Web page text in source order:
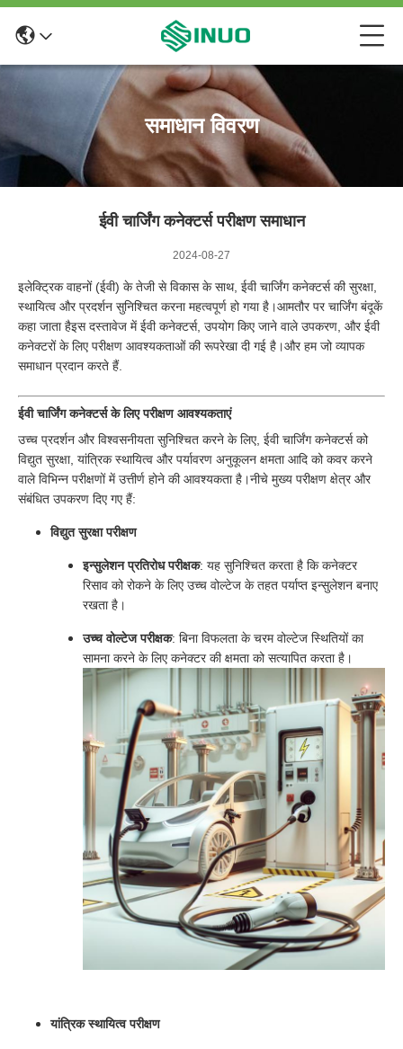
समाधान विवरण
ईवी चार्जिंग कनेक्टर्स परीक्षण समाधान
2024-08-27
इलेक्ट्रिक वाहनों (ईवी) के तेजी से विकास के साथ, ईवी चार्जिंग कनेक्टर्स की सुरक्षा,
स्थायित्व और प्रदर्शन सुनिश्चित करना महत्वपूर्ण हो गया है।आमतौर पर चार्जिंग बंदूकें
कहा जाता हैइस दस्तावेज में ईवी कनेक्टर्स, उपयोग किए जाने वाले उपकरण, और ईवी
कनेक्टरों के लिए परीक्षण आवश्यकताओं की रूपरेखा दी गई है।और हम जो व्यापक
समाधान प्रदान करते हैं.
ईवी चार्जिंग कनेक्टर्स के लिए परीक्षण आवश्यकताएं
उच्च प्रदर्शन और विश्वसनीयता सुनिश्चित करने के लिए, ईवी चार्जिंग कनेक्टर्स को
विद्युत सुरक्षा, यांत्रिक स्थायित्व और पर्यावरण अनुकूलन क्षमता आदि को कवर करने
वाले विभिन्न परीक्षणों में उत्तीर्ण होने की आवश्यकता है।नीचे मुख्य परीक्षण क्षेत्र और
संबंधित उपकरण दिए गए हैं:
विद्युत सुरक्षा परीक्षण
इन्सुलेशन प्रतिरोध परीक्षक: यह सुनिश्चित करता है कि कनेक्टर
रिसाव को रोकने के लिए उच्च वोल्टेज के तहत पर्याप्त इन्सुलेशन बनाए
रखता है।
उच्च वोल्टेज परीक्षक: बिना विफलता के चरम वोल्टेज स्थितियों का
सामना करने के लिए कनेक्टर की क्षमता को सत्यापित करता है।
यांत्रिक स्थायित्व परीक्षण